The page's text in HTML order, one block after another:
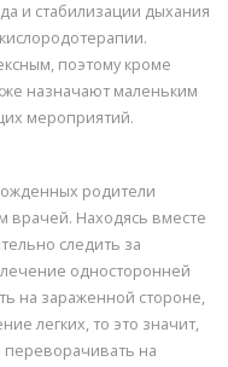
и стабилизации дыхания
поэтому кроме
назначают маленьким
мероприятий.
родители
врачей. Находясь вместе
следить за
лечение односторонней
на зараженной стороне,
легких, то это значит,
переворачивать на